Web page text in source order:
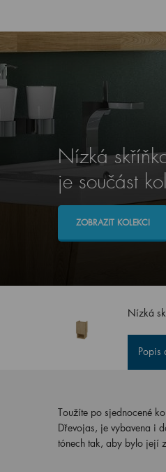
Nízká
je součást
ZOBRAZIT KOLEKCI
Nízká
Popis
Toužíte po sjednocené
Dřevojas, je vybavena i
tónech tak, aby bylo její